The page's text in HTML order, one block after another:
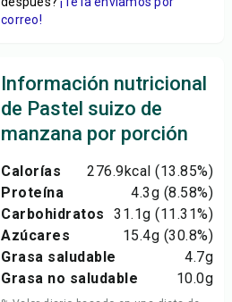
correo!
Información nutricional
de Pastel suizo de
manzana por porción
Calorías 276.9kcal (13.85%)
Proteína
4.3g (8.58%)
Carbohidratos
31.1g (11.31%)
Azúcares
15.4g (30.8%)
Grasa saludable
4.7g
Grasa no saludable
10.0g